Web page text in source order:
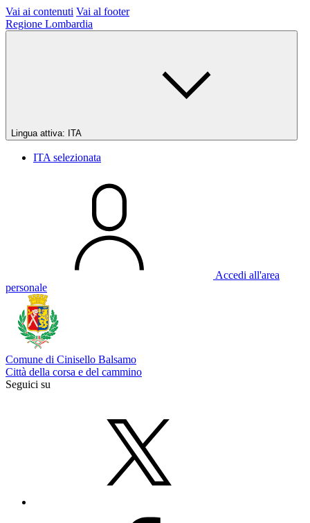
Vai ai contenuti Vai al footer
Regione Lombardia
Lingua attiva: ITA
ITA selezionata
Accedi all'area
personale
Comune di Cinisello Balsamo
Città della corsa e del cammino
Seguici su